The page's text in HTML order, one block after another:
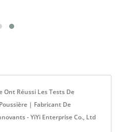
Réussi Les Tests De
| Fabricant De
- YiYi Enterprise Co., Ltd